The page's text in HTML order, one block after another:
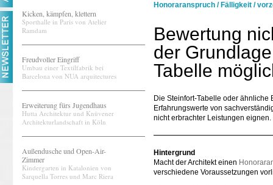
Kicken, kämpfen, klettern
Sporthalle in Paris von Atelier
Ramdam
Freudvoller Eingriff
Umbau einer Textilfabrik bei
Barcelona von NUA arquitectures
Erweiterung fürs Jugendhaus
Hutta Architektur und Knüvener
Architekturlandschaft in Köln
Außendusche und Open-Air-
Zimmer
Kindergarten in Katalonien von
Sarquella Torres und Marc Riera
Honoraranspruch / Fälligkeit /
Bewertung
der
Tabelle
Die Steinfort-Tabelle oder
Erfahrungswerte von
nicht erbrachter Leistungen eignen.
Hintergrund
Macht der Architekt einen
verschiedene Voraussetzungen